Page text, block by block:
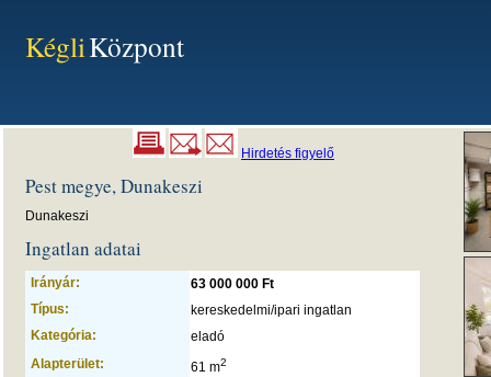
KégliKözpont
Hirdetés figyelő
Pest megye, Dunakeszi
Dunakeszi
Ingatlan adatai
Irányár:
63 000 000 Ft
Típus:
kereskedelmi/ipari ingatlan
Kategória:
eladó
Alapterület:
61 m2